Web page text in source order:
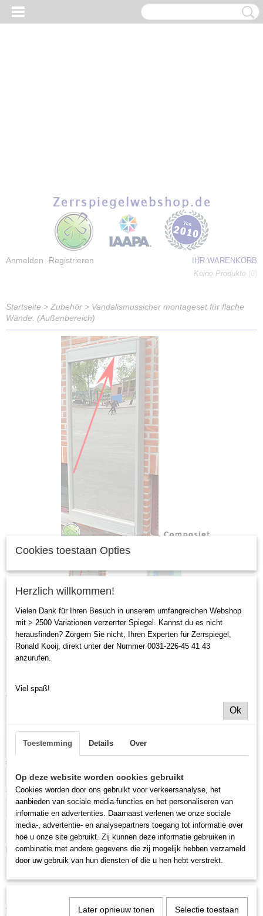
Anmelden Registrieren
IHR WARENKORB
Keine Produkte (0)
Startseite > Zubehör > Vandalismussicher montageset für flache
Wände. (Außenbereich)
Vandalismussicher
Wände.
(Außenbereich)
€ 125,00
Anzahl
IN DEN WARENKORB
Beschreibung
Wir haben ein Befestigungsset entwickelt, mit dem Sie Ihren
Cookies toestaan Opties
Herzlich willkommen!
Vielen Dank für Ihren Besuch in unserem umfangreichen Webshop
mit > 2500 Variationen verzerrter Spiegel. Kannst du es nicht
herausfinden? Zörgern Sie nicht, Ihren Experten für Zerrspiegel,
Ronald Kooij, direkt unter der Nummer 0031-226-45 41 43
anzurufen.
Viel spaß!
Ok
Toestemming Details Over
Op deze website worden cookies gebruikt
Cookies worden door ons gebruikt voor verkeersanalyse, het
aanbieden van sociale media-functies en het personaliseren van
informatie en advertenties. Daarnaast verlenen we onze sociale
media-, advertentie- en analysepartners toegang tot informatie over
hoe u onze site gebruikt. Zij kunnen deze informatie gebruiken in
combinatie met andere gegevens die zij mogelijk hebben verzameld
door uw gebruik van hun diensten of die u hen hebt verstrekt.
Later opnieuw tonen Selectie toestaan